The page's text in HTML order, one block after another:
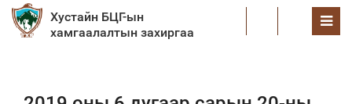
Хустайн БЦГ-ын
хамгаалалтын захиргаа